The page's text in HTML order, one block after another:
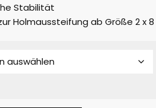
Stabilität
Holmaussteifung ab Größe 2 x 8